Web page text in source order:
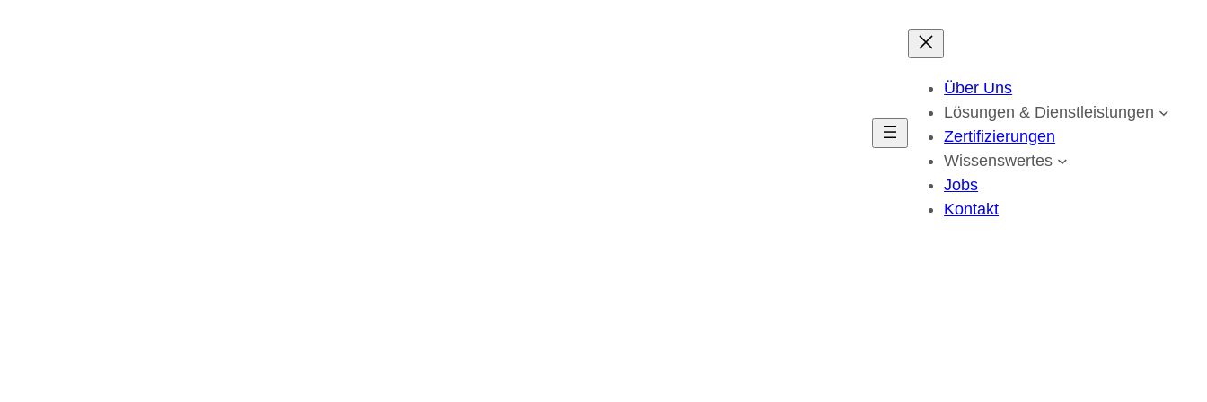
Über Uns
Lösungen & Dienstleistungen
Zertifizierungen
Wissenswertes
Jobs
Kontakt